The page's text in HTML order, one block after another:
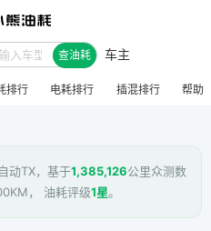
查油耗 车主
排行 电耗排行 插混排行 帮助
动TX，基于1,385,126公里众测数
， 油耗评级1星。